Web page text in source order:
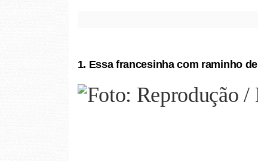
1. Essa francesinha com raminho